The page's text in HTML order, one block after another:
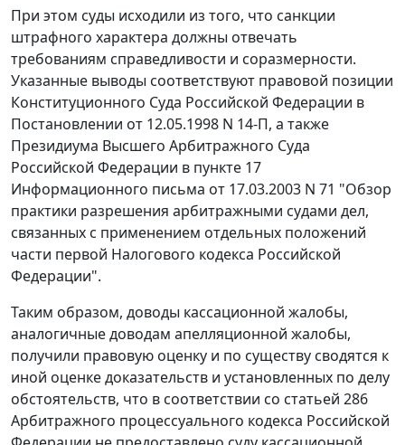
При этом суды исходили из того, что санкции
штрафного характера должны отвечать
требованиям справедливости и соразмерности.
Указанные выводы соответствуют правовой позиции
Конституционного Суда Российской Федерации в
Постановлении от 12.05.1998 N 14-П, а также
Президиума Высшего Арбитражного Суда
Российской Федерации в пункте 17
Информационного письма от 17.03.2003 N 71 "Обзор
практики разрешения арбитражными судами дел,
связанных с применением отдельных положений
части первой Налогового кодекса Российской
Федерации".
Таким образом, доводы кассационной жалобы,
аналогичные доводам апелляционной жалобы,
получили правовую оценку и по существу сводятся к
иной оценке доказательств и установленных по делу
обстоятельств, что в соответствии со статьей 286
Арбитражного процессуального кодекса Российской